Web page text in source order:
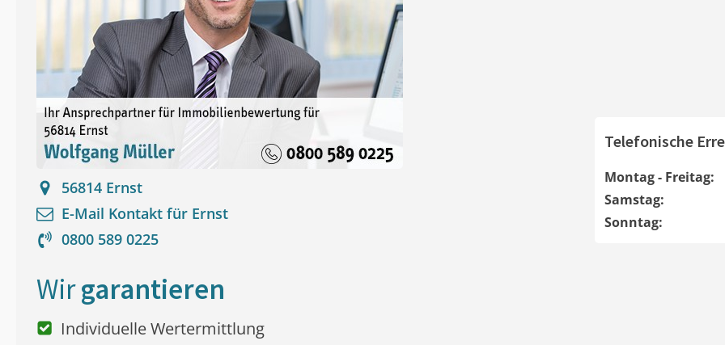
56814 Ernst
E-Mail Kontakt für Ernst
0800 589 0225
Telefonische
Montag - Freitag:
Samstag:
Sonntag:
Wirgarantieren
Individuelle Wertermittlung